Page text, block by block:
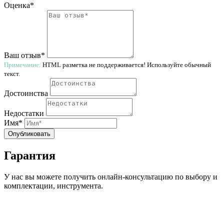
Оценка*
Ваш отзыв*
Примечание: HTML разметка не поддерживается! Используйте обычный
текст.
Достоинства
Недостатки
Имя*
Опубликовать
Гарантия
У нас вы можете получить онлайн-консультацию по выбору и
комплектации, инструмента.